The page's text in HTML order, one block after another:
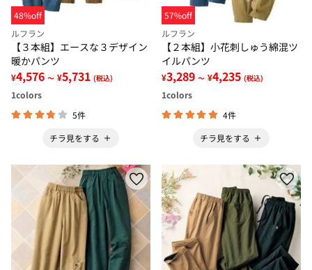
48%off
ルフラン
【３本組】エースな３デザイン
暖かパンツ
¥4,576 ～ ¥5,731 (税込)
1colors
5件
チラ見をする
57%off
ルフラン
【２本組】小花刺しゅう綿混ツ
イルパンツ
¥3,289 ～ ¥4,235 (税込)
1colors
4件
チラ見をする